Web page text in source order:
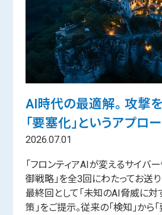
AI時代の最適解。 攻撃
「要塞化」というアプロ
2026.07.01
「フロンティアAIが変えるサイバ
御戦略」を全3回にわたってお送
最終回として「未知のAI脅威に
策」をご提示。従来の「検知」から